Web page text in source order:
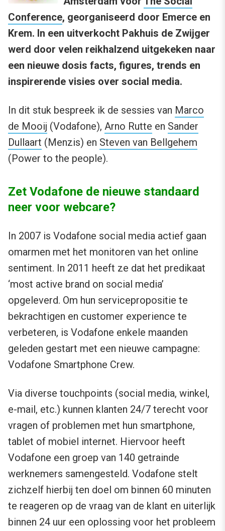
Conference, georganiseerd door Emerce en
Krem. In een uitverkocht Pakhuis de Zwijger
werd door velen reikhalzend uitgekeken naar
een nieuwe dosis facts, figures, trends en
inspirerende visies over social media.
In dit stuk bespreek ik de sessies van Marco
de Mooij (Vodafone), Arno Rutte en Sander
Dullaart (Menzis) en Steven van Bellgehem
(Power to the people).
Zet Vodafone de nieuwe standaard
neer voor webcare?
In 2007 is Vodafone social media actief gaan
omarmen met het monitoren van het online
sentiment. In 2011 heeft ze dat het predikaat
‘most active brand on social media’
opgeleverd. Om hun servicepropositie te
bekrachtigen en customer experience te
verbeteren, is Vodafone enkele maanden
geleden gestart met een nieuwe campagne:
Vodafone Smartphone Crew.
Via diverse touchpoints (social media, winkel,
e-mail, etc.) kunnen klanten 24/7 terecht voor
vragen of problemen met hun smartphone,
tablet of mobiel internet. Hiervoor heeft
Vodafone een groep van 140 getrainde
werknemers samengesteld. Vodafone stelt
zichzelf hierbij ten doel om binnen 60 minuten
te reageren op de vraag van de klant en uiterlijk
binnen 24 uur een oplossing voor het probleem